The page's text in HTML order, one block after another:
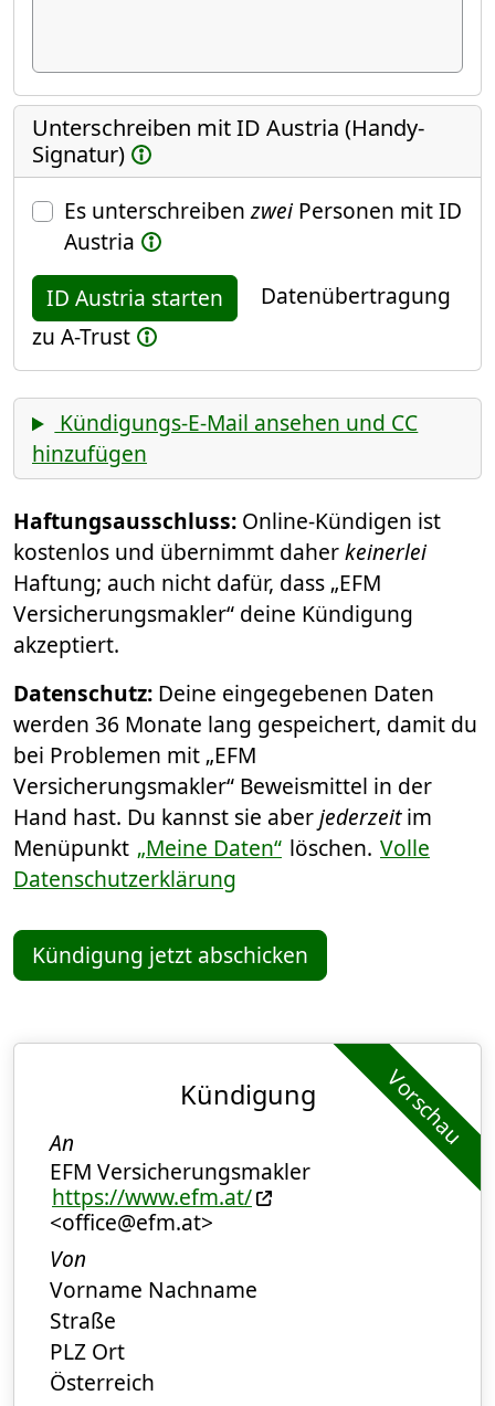
Unterschreiben mit ID Austria (Handy-
Signatur)
Es unterschreibenzweiPersonen mit ID
Austria
ID Austria starten
Datenübertragung
zu A-Trust
Kündigungs-E-Mail ansehen und CC
hinzufügen
Haftungsausschluss: Online-Kündigen ist
kostenlos und übernimmt daherkeinerlei
Haftung; auch nicht dafür, dass „EFM
Versicherungsmakler“ deine Kündigung
akzeptiert.
Datenschutz: Deine eingegebenen Daten
werden 36 Monate lang gespeichert, damit du
bei Problemen mit „EFM
Versicherungsmakler“ Beweismittel in der
Hand hast. Du kannst sie aberjederzeitim
Menüpunkt „Meine Daten“ löschen. Volle
Datenschutzerklärung
Kündigung jetzt abschicken
Vorschau
Kündigung
An
EFM Versicherungsmakler
https://www.efm.at/
<office@efm.at>
Von
Vorname Nachname
Straße
PLZ Ort
Österreich